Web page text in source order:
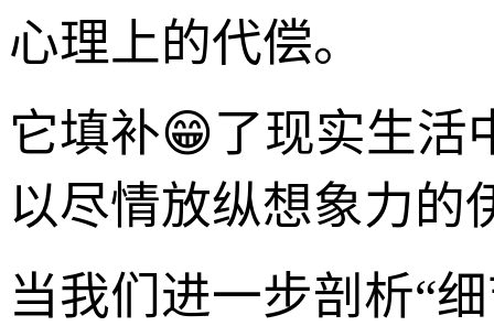
心理上的代偿。
它填补😁了现实生活
以尽情放纵想象力的
当我们进一步剖析“